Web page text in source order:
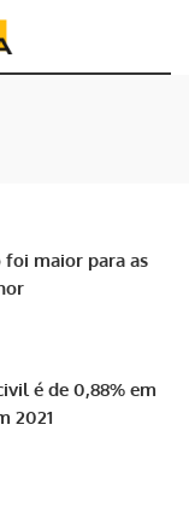
foi maior para as
é de 0,88% em
2021